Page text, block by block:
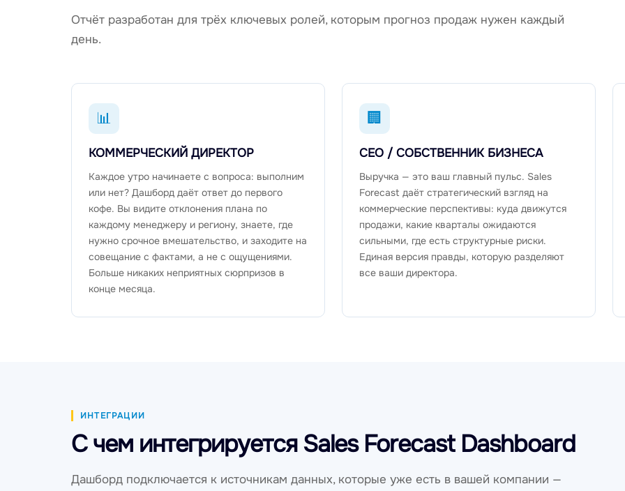
Отчёт разработан для трёх ключевых ролей, которым прогноз продаж нужен каждый
день.
📊
КОММЕРЧЕСКИЙ ДИРЕКТОР
Каждое утро начинаете с вопроса: выполним
или нет? Дашборд даёт ответ до первого
кофе. Вы видите отклонения плана по
каждому менеджеру и региону, знаете, где
нужно срочное вмешательство, и заходите на
совещание с фактами, а не с ощущениями.
Больше никаких неприятных сюрпризов в
конце месяца.
🏢
CEO / СОБСТВЕННИК БИЗНЕСА
Выручка — это ваш главный пульс. Sales
Forecast даёт стратегический взгляд на
коммерческие перспективы: куда движутся
продажи, какие кварталы ожидаются
сильными, где есть структурные риски.
Единая версия правды, которую разделяют
все ваши директора.
ИНТЕГРАЦИИ
С чем интегрируется Sales Forecast Dashboard
Дашборд подключается к источникам данных, которые уже есть в вашей компании —